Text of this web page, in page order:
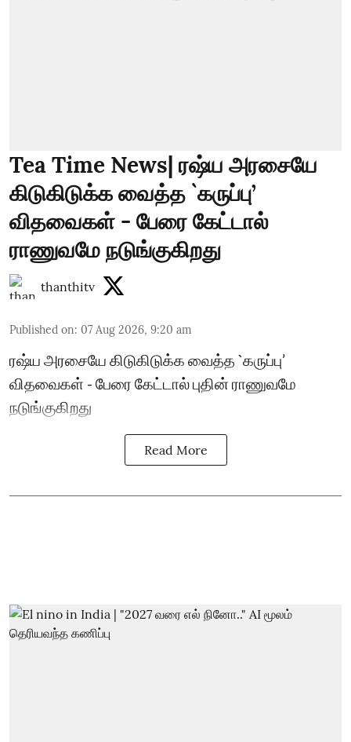
Tea Time News| ரஷ்ய அரசையே
கிடுகிடுக்க வைத்த `கருப்பு’
விதவைகள் - பேரை கேட்டால்
ராணுவமே நடுங்குகிறது
thanthitv
Published on: 07 Aug 2026, 9:20 am
ரஷ்ய அரசையே கிடுகிடுக்க வைத்த `கருப்பு’
விதவைகள் - பேரை கேட்டால் புதின் ராணுவமே
நடுங்குகிறது
Read More